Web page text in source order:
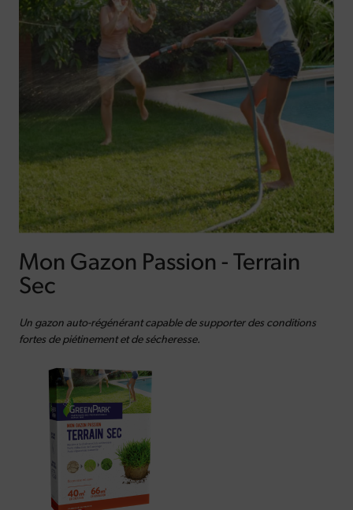
Mon Gazon Passion - Terrain
Sec
Un gazon auto-régénérant capable de supporter des conditions
fortes de piétinement et de sécheresse.